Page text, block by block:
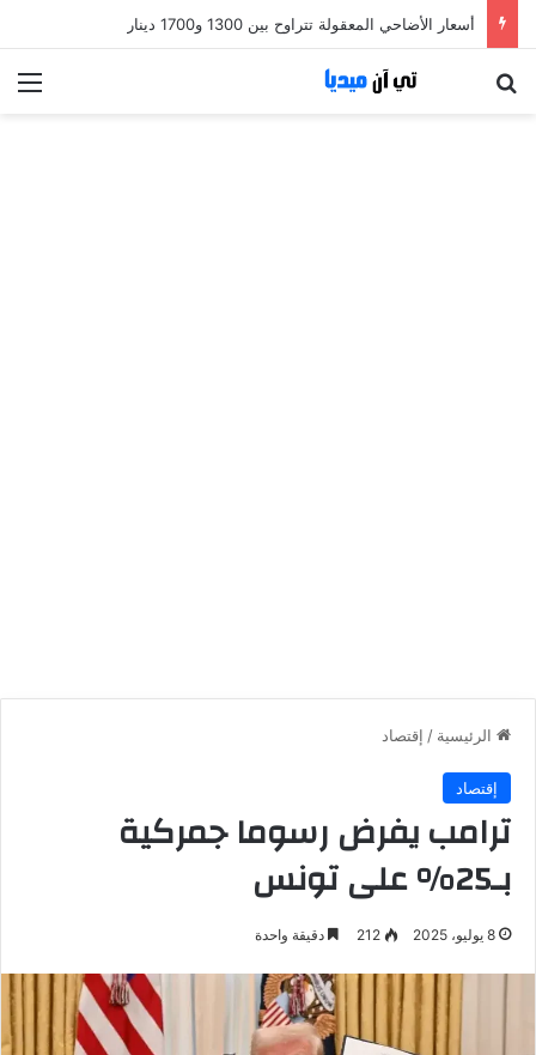
أسعار الأضاحي المعقولة تتراوح بين 1300 و1700 دينار
الرئيسية / إقتصاد
إقتصاد
ترامب يفرض رسوما جمركية
بـ25% على تونس
8 يوليو، 2025 212 دقيقة واحدة